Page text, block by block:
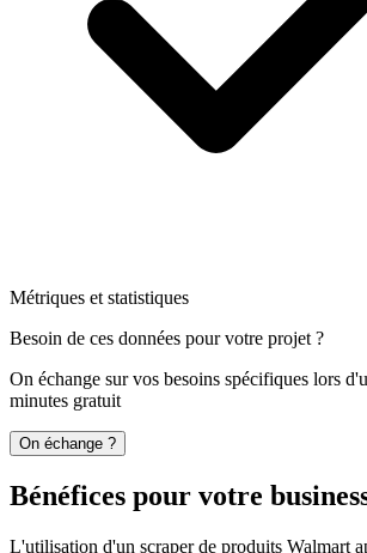
Métriques et statistiques
Besoin de ces données pour votre projet ?
On échange sur vos besoins spécifiques lors
minutes gratuit
On échange ?
Bénéfices pour votre
L'utilisation d'un scraper de produits Walmart